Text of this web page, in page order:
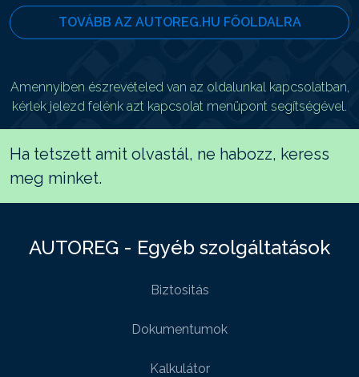
TOVÁBB AZ AUTOREG.HU FŐOLDALRA
Amennyiben észrevételed van az oldalunkal kapcsolatban,
kérlek jelezd felénk azt kapcsolat menüpont segítségével.
Ha tetszett amit olvastál, ne habozz, keress
meg minket.
AUTOREG - Egyéb szolgáltatások
Biztositás
Dokumentumok
Kalkulátor